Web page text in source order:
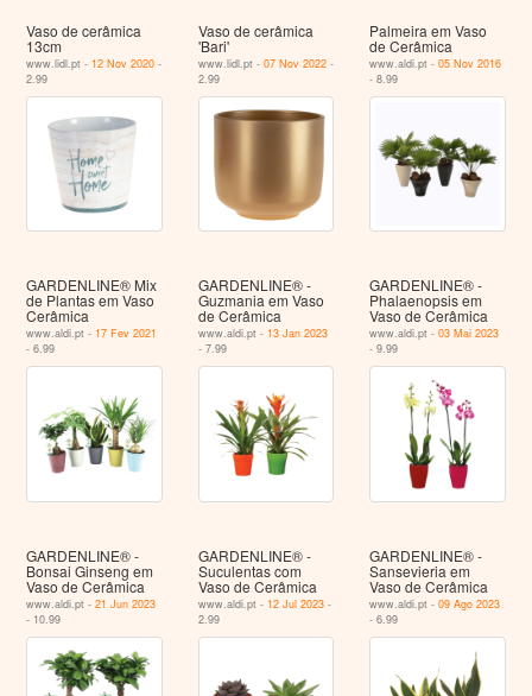
Vaso de cerâmica
13cm
www.lidl.pt - 12 Nov 2020 -
2.99
Vaso de cerâmica
'Bari'
www.lidl.pt - 07 Nov 2022-
2.99
Palmeira em Vaso
de Cerâmica
www.aldi.pt -05 Nov 2016
- 8.99
GARDENLINE® Mix
de Plantas em Vaso
Cerâmica
www.aldi.pt - 17 Fev 2021
- 6.99
GARDENLINE® -
Guzmania em Vaso
de Cerâmica
www.aldi.pt - 13 Jan 2023
- 7.99
GARDENLINE® -
Phalaenopsis em
Vaso de Cerâmica
www.aldi.pt -03 Mai 2023
- 9.99
GARDENLINE® -
Bonsai Ginseng em
Vaso de Cerâmica
www.aldi.pt -21 Jun 2023
- 10.99
GARDENLINE® -
Suculentas com
Vaso de Cerâmica
www.aldi.pt - 12 Jul 2023-
2.99
GARDENLINE® -
Sansevieria em
Vaso de Cerâmica
www.aldi.pt -09 Ago 2023
- 6.99